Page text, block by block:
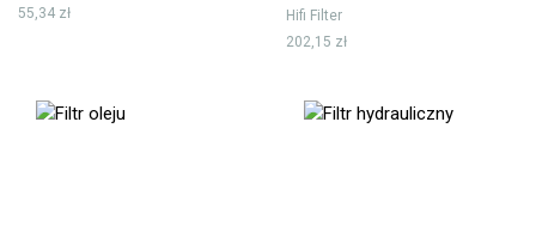
55,34 zł
Hifi Filter
202,15 zł